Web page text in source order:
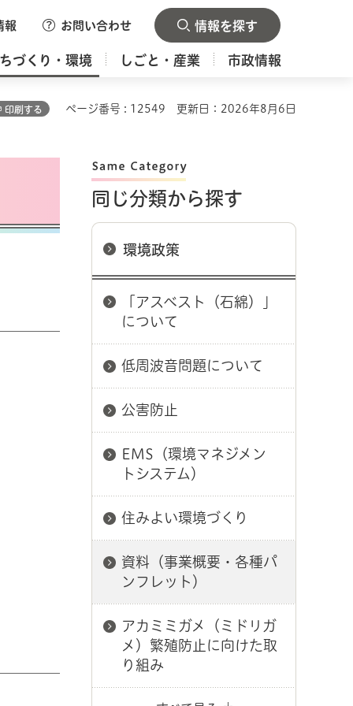
報 お問い合わせ 情報を探す
づくり・環境 しごと・産業 市政情報
印刷する ページ番号 : 12549 更新日：2026年8月6日
同じ分類から探す
環境政策
「アスベスト（石綿）」
について
低周波音問題について
公害防止
EMS（環境マネジメン
トシステム）
住みよい環境づくり
資料（事業概要・各種パ
ンフレット）
アカミミガメ（ミドリガ
メ）繁殖防止に向けた取
り組み